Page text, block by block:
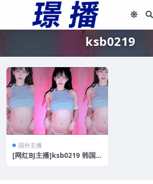
ksb0219
国外主播
[网红BJ主播]ksb0219 韩国